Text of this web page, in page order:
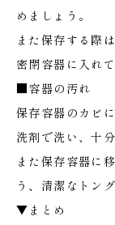
めましょう。
また保存する際
密閉容器に入れ
■容器の汚れ
保存容器のカビ
洗剤で洗い、十
また保存容器に
う、清潔なトン
▼まとめ